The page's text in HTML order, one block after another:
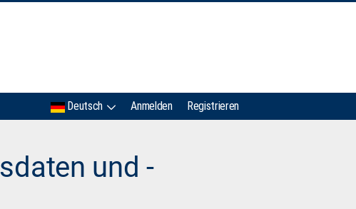
Deutsch Anmelden Registrieren
und -